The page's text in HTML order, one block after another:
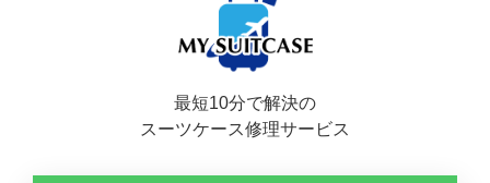
最短10分で解決の
スーツケース修理サービス